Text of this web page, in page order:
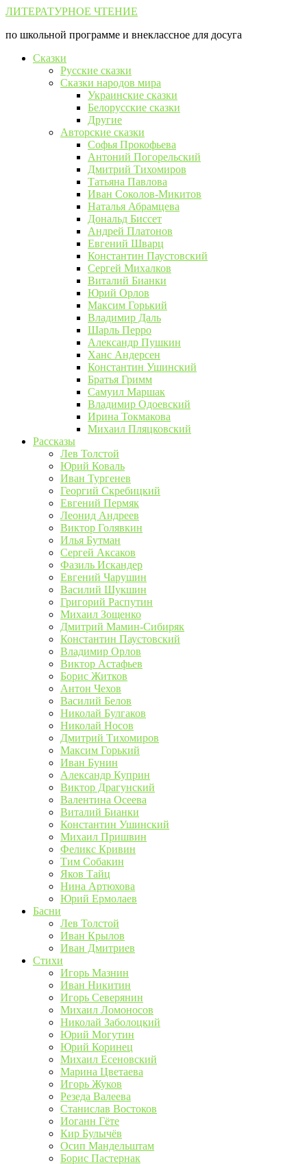
Перейти
контенту
ЛИТЕРАТУРНОЕ ЧТЕНИЕ
по школьной программе и внеклассное для досуга
Сказки
Русские сказки
Сказки народов мира
Украинские сказки
Белорусские сказки
Другие
Авторские сказки
Софья Прокофьева
Антоний Погорельский
Дмитрий Тихомиров
Татьяна Павлова
Иван Соколов-Микитов
Наталья Абрамцева
Дональд Биссет
Андрей Платонов
Евгений Шварц
Константин Паустовский
Сергей Михалков
Виталий Бианки
Юрий Орлов
Максим Горький
Владимир Даль
Шарль Перро
Александр Пушкин
Ханс Андерсен
Константин Ушинский
Братья Гримм
Самуил Маршак
Владимир Одоевский
Ирина Токмакова
Михаил Пляцковский
Рассказы
Лев Толстой
Юрий Коваль
Иван Тургенев
Георгий Скребицкий
Евгений Пермяк
Леонид Андреев
Виктор Голявкин
Илья Бутман
Сергей Аксаков
Фазиль Искандер
Евгений Чарушин
Василий Шукшин
Григорий Распутин
Михаил Зощенко
Дмитрий Мамин-Сибиряк
Константин Паустовский
Владимир Орлов
Виктор Астафьев
Борис Житков
Антон Чехов
Василий Белов
Николай Булгаков
Николай Носов
Дмитрий Тихомиров
Максим Горький
Иван Бунин
Александр Куприн
Виктор Драгунский
Валентина Осеева
Виталий Бианки
Константин Ушинский
Михаил Пришвин
Феликс Кривин
Тим Собакин
Яков Тайц
Нина Артюхова
Юрий Ермолаев
Басни
Лев Толстой
Иван Крылов
Иван Дмитриев
Стихи
Игорь Мазнин
Иван Никитин
Игорь Северянин
Михаил Ломоносов
Николай Заболоцкий
Юрий Могутин
Юрий Коринец
Михаил Есеновский
Марина Цветаева
Игорь Жуков
Резеда Валеева
Станислав Востоков
Иоганн Гёте
Кир Булычёв
Осип Мандельштам
Борис Пастернак